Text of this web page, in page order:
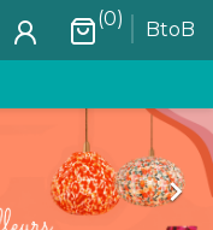
BtoB
(0)
